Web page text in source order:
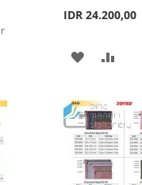
IDR 24.200,00
ADD
WISH
LIST